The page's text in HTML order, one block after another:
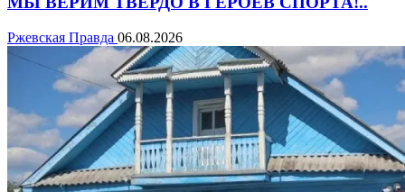
Ржевская Правда 06.08.2026